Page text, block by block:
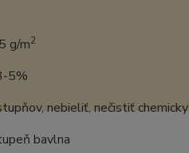
g/m2
5%
nebieliť, nečistiť chemicky
bavlna